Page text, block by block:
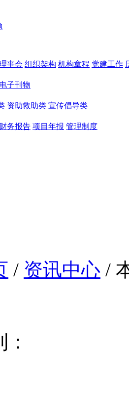
事会 组织架构 机构章程 党建工作
电子刊物
资助救助类 宣传倡导类
财务报告 项目年报 管理制度
/ 资讯中心 /